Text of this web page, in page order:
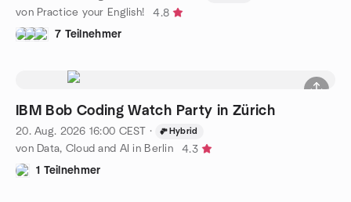
von Practice your English!
4.8
7 Teilnehmer
IBM Bob Coding Watch Party in Zürich
20. Aug. 2026 16:00 CEST · Hybrid
von Data, Cloud and AI in Berlin
4.3
1 Teilnehmer